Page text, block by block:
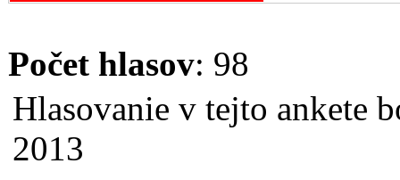
Počet hlasov: 98
Hlasovanie v tejto ankete
2013